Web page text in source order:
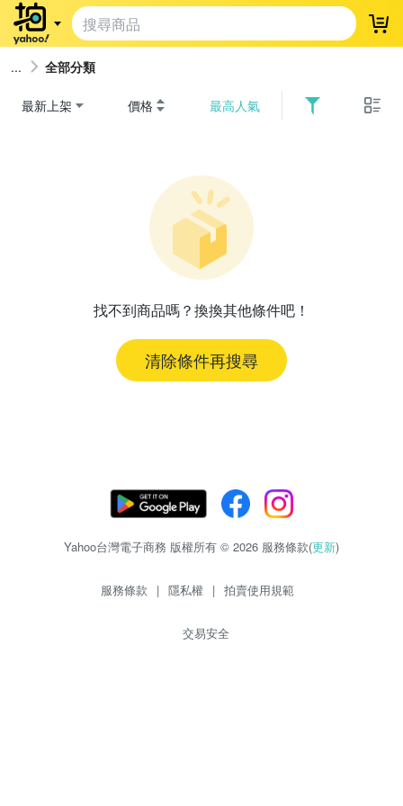
登
全部分類
最新上架 價格 最高人氣
找不到商品嗎？換換其他條件吧！
清除條件再搜尋
Yahoo台灣電子商務 版權所有 © 2026 服務條款(更新)
服務條款 | 隱私權 | 拍賣使用規範
交易安全